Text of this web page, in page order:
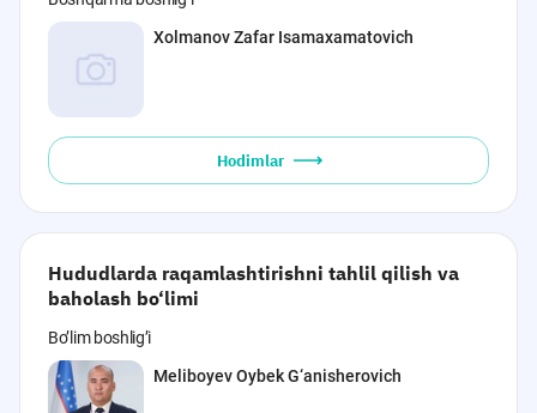
Xolmanov Zafar Isamaxamatovich
Hodimlar
Hududlarda raqamlashtirishni tahlil qilish va
baholash bo‘limi
Bo’lim boshlig’i
Meliboyev Oybek G‘anisherovich